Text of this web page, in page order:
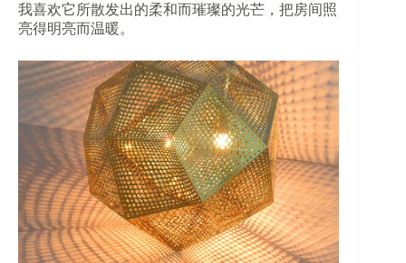
我喜欢它所散发出的柔和而璀璨的光芒，把房间照
亮得明亮而温暖。